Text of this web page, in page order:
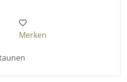
Merken